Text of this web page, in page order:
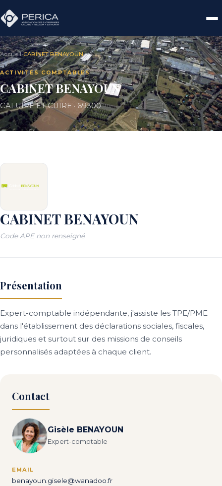
Accueil›CABINET BENAYOUN
ACTIVITÉS COMPTABLES
CABINET BENAYOUN
CALUIRE ET CUIRE · 69300
CABINET BENAYOUN
Code APE non renseigné
Présentation
Expert-comptable indépendante, j'assiste les TPE/PME
dans l'établissement des déclarations sociales, fiscales,
juridiques et surtout sur des missions de conseils
personnalisés adaptées à chaque client.
Contact
Gisèle BENAYOUN
Expert-comptable
EMAIL
benayoun.gisele@wanadoo.fr